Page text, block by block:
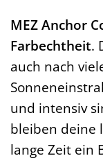
MEZ Anchor
Farbechtheit.
auch nach
und intensiv
bleiben deine
lange Zeit ein